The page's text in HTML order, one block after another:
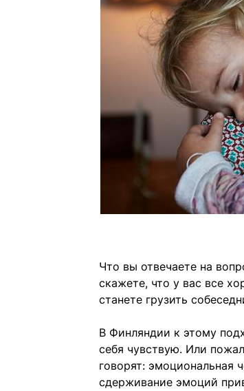
Что вы отвечаете на
скажете, что у вас все
станете грузить
В Финляндии к этому
себя чувствую. Или
говорят: эмоциональная
сдерживание эмоций